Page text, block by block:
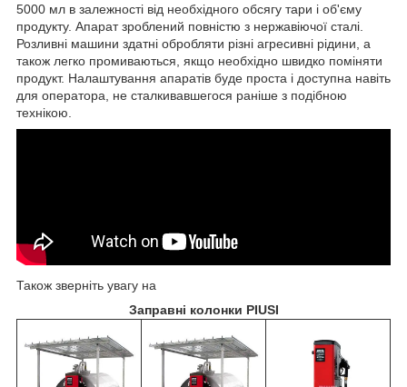
5000 мл в залежності від необхідного обсягу тари і об'єму
продукту. Апарат зроблений повністю з нержавіючої сталі.
Розливні машини здатні обробляти різні агресивні рідини, а
також легко промиваються, якщо необхідно швидко поміняти
продукт. Налаштування апаратів буде проста і доступна навіть
для оператора, не сталкивавшегося раніше з подібною
технікою.
Також зверніть увагу на
Заправні колонки PIUSI